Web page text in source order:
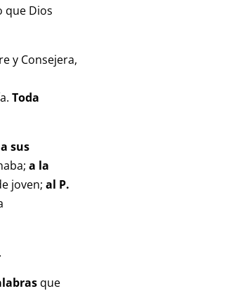
que Dios
y Consejera,
Toda
a sus
a la
joven; al P.
que